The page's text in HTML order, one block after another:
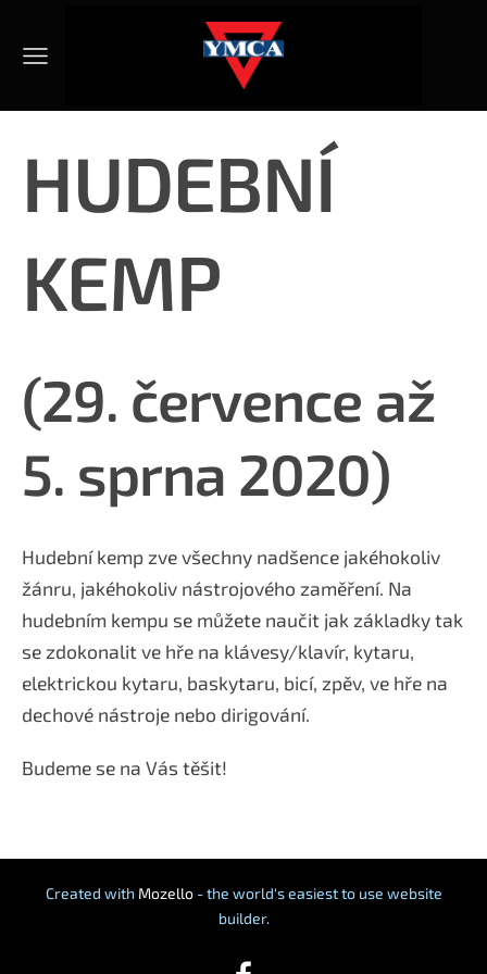
HUDEBNÍ
KEMP
(29. července až
5. sprna 2020)
Hudební kemp zve všechny nadšence jakéhokoliv
žánru, jakéhokoliv nástrojového zaměření. Na
hudebním kempu se můžete naučit jak základky tak
se zdokonalit ve hře na klávesy/klavír, kytaru,
elektrickou kytaru, baskytaru, bicí, zpěv, ve hře na
dechové nástroje nebo dirigování.
Budeme se na Vás těšit!
Created with Mozello- the world's easiest to use website
builder.